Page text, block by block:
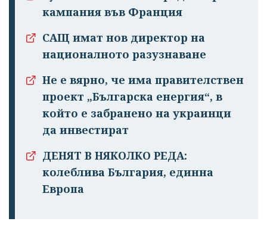
Успешно
излязохте от
кампания във Франция
САЩ имат нов директор на
националното разузнаване
Не е вярно, че има правителствен
проект „Българска енергия“, в
който е забранено на украинци
да инвестират
ДЕНЯТ В НЯКОЛКО РЕДА:
колеблива България, единна
Европа